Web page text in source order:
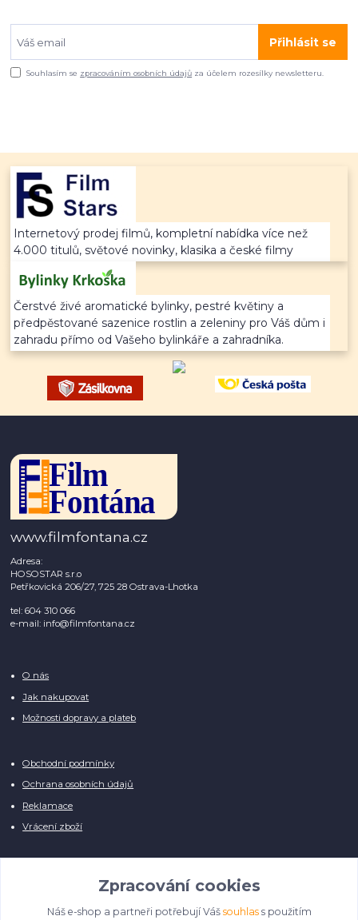
Přihlásit se
Souhlasím se zpracováním osobních údajů za účelem rozesílky newsletteru.
Internetový prodej filmů, kompletní nabídka více než
4.000 titulů, světové novinky, klasika a české filmy
Čerstvé živé aromatické bylinky, pestré květiny a
předpěstované sazenice rostlin a zeleniny pro Váš dům i
zahradu přímo od Vašeho bylinkáře a zahradníka.
www.filmfontana.cz
Adresa:
HOSOSTAR s.r.o
Petřkovická 206/27, 725 28 Ostrava-Lhotka
tel: 604 310 066
e-mail: info@filmfontana.cz
O nás
Jak nakupovat
Možnosti dopravy a plateb
Obchodní podmínky
Ochrana osobních údajů
Reklamace
Vrácení zboží
Manuálně pro Vás kontrolujeme každý produkt, přesto se může stát, že u
Zpracování cookies
Náš e-shop a partneři potřebují Váš souhlass použitím